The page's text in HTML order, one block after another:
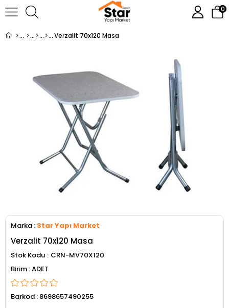
0
Verzalit 70x120 Masa
Marka : Star Yapı Market
Verzalit 70x120 Masa
Stok Kodu
CRN-MV70X120
ADET
Barkod : 8698657490255